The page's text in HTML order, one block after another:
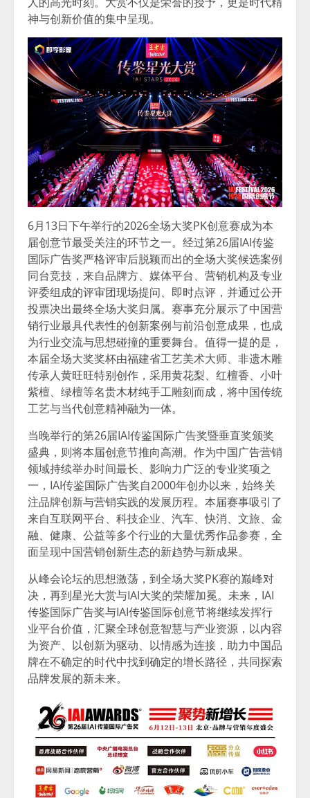
神与创新价值的集中呈现。
6月13日下午举行的2026全场大奖PK创意赛成为本
届创意节最受关注的环节之一。经过第26届IAI传鉴
国际广告奖严格评审后脱颖而出的全场大奖候选案例
同台竞技，来自品牌方、媒体平台、营销机构及专业
评委组成的评审团现场提问、即时点评，并通过公开
投票决出最终全场大奖归属。赛事充分展示了中国营
销行业最具代表性的创新案例与前沿创意成果，也成
为行业交流与思想碰撞的重要舞台。值得一提的是，
本届全场大奖奖杯由福建省工艺美术大师、非遗木雕
传承人黄旺旺特别创作，采用黄花梨、红檀香、小叶
紫檀、绿檀等名贵木材纯手工雕刻而成，将中国传统
工艺与当代创意精神融为一体。
当晚举行的第26届IAI传鉴国际广告奖暨垂直奖颁奖
盛典，则将本届创意节推向高潮。作为中国广告营销
领域持续举办时间最长、影响力广泛的专业奖项之
一，IAI传鉴国际广告奖自2000年创办以来，始终关
注品牌创新与营销实践的发展历程。本届赛事吸引了
来自互联网平台、科技企业、汽车、快消、文旅、金
融、健康、公益等多个行业的大量优秀作品参赛，全
面呈现中国营销创新生态的新趋势与新成果。
从峰会论坛的思想激荡，到全场大奖PK赛的巅峰对
决，再到星光大赏与IAI大奖的荣耀加冕。未来，IAI
传鉴国际广告奖与IAI传鉴国际创意节将继续发挥行
业平台价值，汇聚全球创意智慧与产业资源，以内容
为资产、以创新为驱动、以情感为连接，助力中国品
牌在不确定的时代中找到确定的增长路径，共同探索
品牌发展的新未来。